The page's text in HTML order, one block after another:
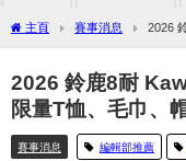
主頁 賽事消息
2026
巾、帽子等5大商品公開
2026 鈴鹿8耐
限量T恤、毛巾、
賽事消息 編輯部推薦